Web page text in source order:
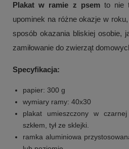
Plakat w ramie z psemto nie
upominek na różne okazje w
sposób okazania bliskiej osobie,
zamiłowanie do zwierząt
Specyfikacja:
papier: 300 g
wymiary ramy: 40x30
plakat umieszczony w
szkłem, tył ze sklejki.
ramka aluminiowa